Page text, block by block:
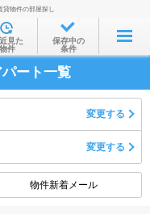
から
から
社から
貸物件の部屋探し
見た
物件
保存中の
条件
ート一覧
変更する
変更する
物件新着メール